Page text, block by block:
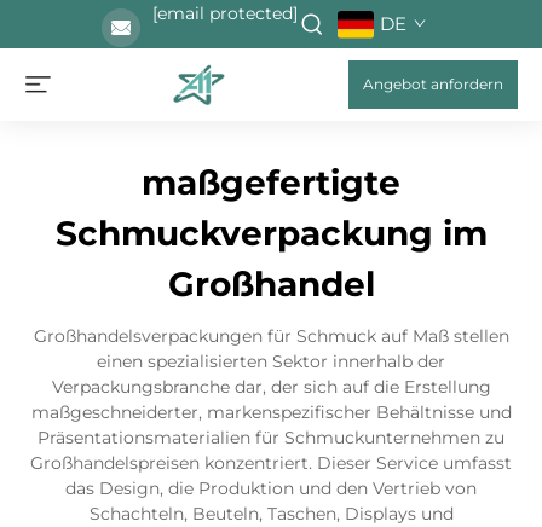
[email protected] DE
Angebot anfordern
maßgefertigte
Schmuckverpackung im
Großhandel
Großhandelsverpackungen für Schmuck auf Maß stellen
einen spezialisierten Sektor innerhalb der
Verpackungsbranche dar, der sich auf die Erstellung
maßgeschneiderter, markenspezifischer Behältnisse und
Präsentationsmaterialien für Schmuckunternehmen zu
Großhandelspreisen konzentriert. Dieser Service umfasst
das Design, die Produktion und den Vertrieb von
Schachteln, Beuteln, Taschen, Displays und